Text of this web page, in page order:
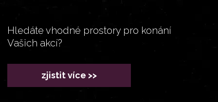
Hledáte vhodné prostory pro konání
Vašich akcí?
zjistit více >>